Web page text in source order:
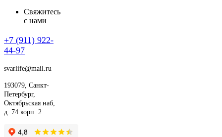
Свяжитесь
с нами
+7 (911) 922-
44-97
svarlife@mail.ru
193079, Санкт-
Петербург,
Октябрьская наб,
д. 74 корп. 2